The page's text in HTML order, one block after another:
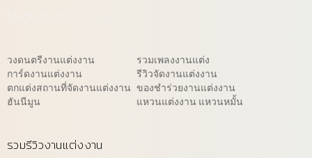
วงดนตรีงานแต่งงาน
การ์ดงานแต่งงาน
ตกแต่งสถานที่จัดงานแต่งงาน
ฮันนีมูน
รวมเพลงงานแต่ง
รีวิวจัดงานแต่งงาน
ของชำร่วยงานแต่งงาน
แหวนแต่งงาน แหวนหมั้น
รวมรีวิวงานแต่งงาน